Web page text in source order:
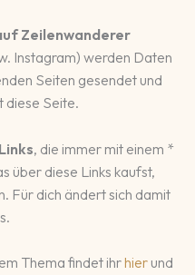
Zeilenwanderer
Instagram) werden Daten
Seiten gesendet und
diese Seite.
, die immer mit einem *
über diese Links kaufst,
Für dich ändert sich damit
Thema findet ihrhierund